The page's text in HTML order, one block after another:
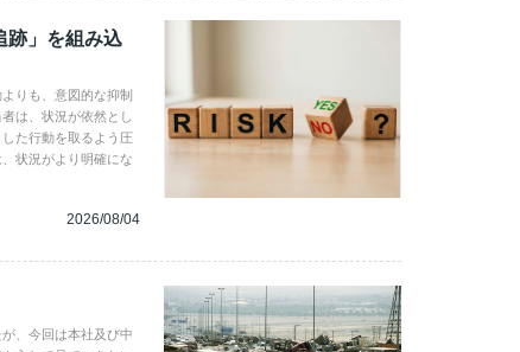
」を組み込
りも、意図的な抑制
は、状況が依然とし
た行動を取るよう圧
状況がより明確にな
2026/08/04
、今回は本社及び中